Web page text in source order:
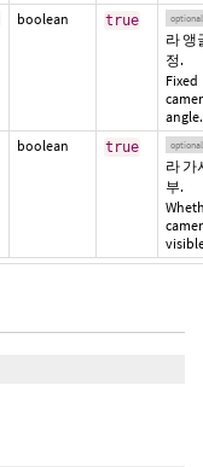
boolean true optional
라 앵
정.
Fixed
angle.
boolean true optional
라 가
부.